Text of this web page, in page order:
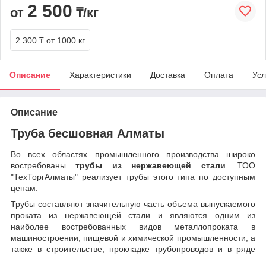
от 2 500 ₸/кг
2 300 ₸ от 1000 кг
Описание Характеристики Доставка Оплата
Описание
Труба бесшовная Алматы
Во всех областях промышленного производства широко
востребованытрубы из нержавеющей стали. ТОО
"ТехТоргАлматы" реализует трубы этого типа по доступным
ценам.
Трубы составляют значительную часть объема выпускаемого
проката из нержавеющей стали и являются одним из
наиболее востребованных видов металлопроката в
машиностроении, пищевой и химической промышленности, а
также в строительстве, прокладке трубопроводов и в ряде